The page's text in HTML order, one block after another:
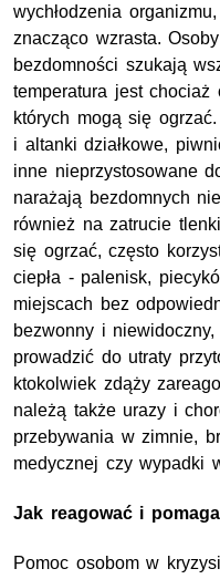
wychłodzenia
znacząco wzrasta.
bezdomności szukają
temperatura jest
których mogą się
i altanki działkowe,
inne nieprzystosowane
narażają bezdomnych
również na zatrucie
się ogrzać, często
ciepła - palenisk,
miejscach bez
bezwonny i
prowadzić do utraty
ktokolwiek zdąży
należą także urazy i
przebywania w zimnie,
medycznej czy wypadki
Jak reagować i
Pomoc osobom w